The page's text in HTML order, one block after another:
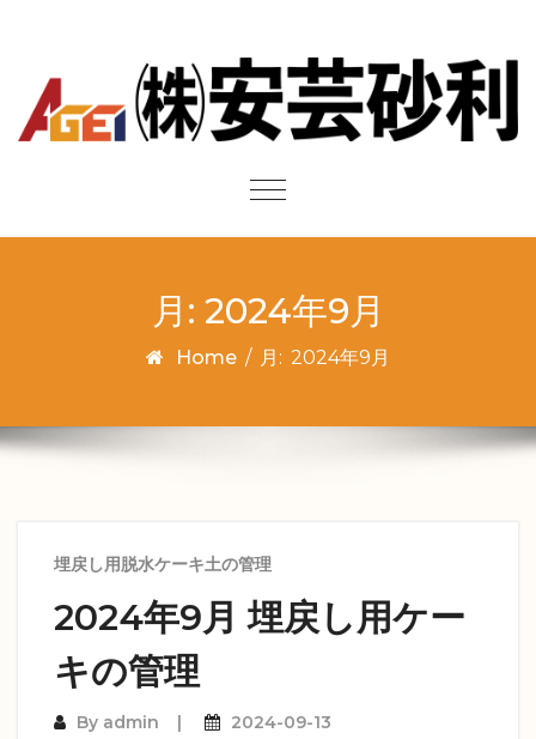
Toggle
月: 2024年9月
Home / 月: 2024年9月
埋戻し用脱水ケーキ土の管理
2024年9月 埋戻し用ケー
キの管理
By admin 2024-09-13